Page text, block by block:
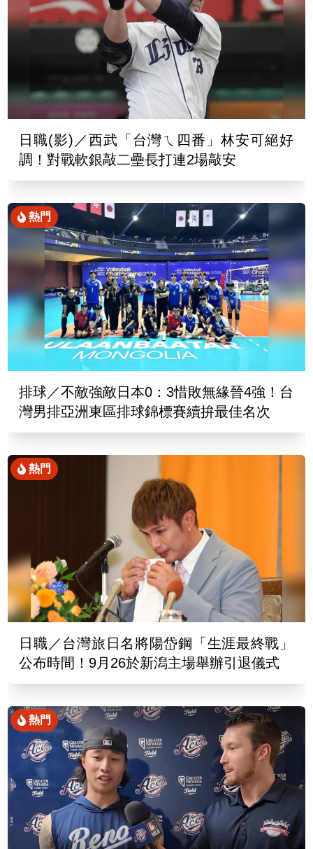
日職(影)／西武「台灣ㄟ四番」林安可絕好
調！對戰軟銀敲二壘長打連2場敲安
熱門
排球／不敵強敵日本0：3惜敗無緣晉4強！台
灣男排亞洲東區排球錦標賽續拚最佳名次
熱門
日職／台灣旅日名將陽岱鋼「生涯最終戰」
公布時間！9月26於新潟主場舉辦引退儀式
熱門